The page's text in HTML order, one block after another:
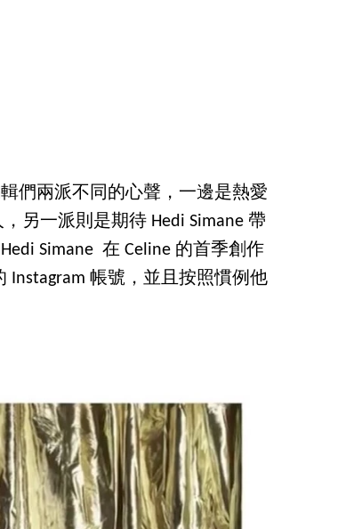
們兩派不同的心聲，一邊是熱愛
另一派則是期待 Hedi Simane 帶
Simane 在 Celine 的首季創作
帳號，並且按照慣例他